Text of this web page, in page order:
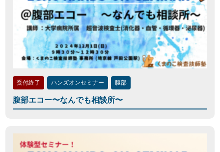
受付終了 ハンズオンセミナー 腹部
腹部エコー〜なんでも相談所〜